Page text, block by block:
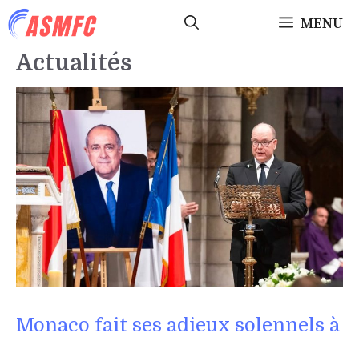
Aller
au
contenu
MENU
Actualités
Monaco fait ses adieux solennels à